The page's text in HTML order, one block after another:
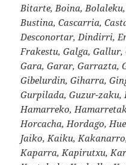
Bitarte, Boina,
Bustina, Cascarria,
Desconortar, Dindirri,
Frakestu, Galga,
Gara, Garar, Garrazta,
Gibelurdin, Giharra,
Gurpilada, Guzur-zaku,
Hamarreko,
Horcacha, Hordago,
Jaiko, Kaiku,
Kaparra, Kapirutxu,